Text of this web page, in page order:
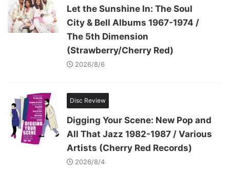
Let the Sunshine In: The Soul
City & Bell Albums 1967-1974 /
The 5th Dimension
(Strawberry/Cherry Red)
2026/8/6
Disc Review
Digging Your Scene: New Pop and
All That Jazz 1982-1987 / Various
Artists (Cherry Red Records)
2026/8/4